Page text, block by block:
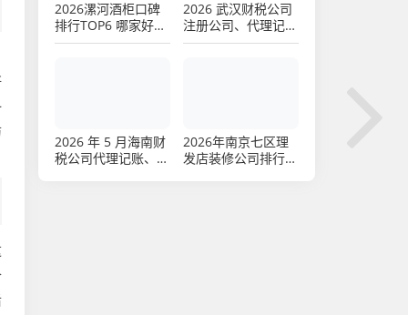
2026漯河酒柜口碑
排行TOP6 哪家好？
权威评测推荐
2026 武汉财税公司
注册公司、代理记
账、审计报告、资产
2026 年 5 月海南财
税公司代理记账、注
2026年南京七区理
发店装修公司排行